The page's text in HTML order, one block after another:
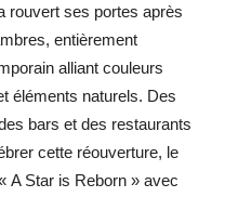
rouvert ses portes après
entièrement
alliant couleurs
éléments naturels. Des
bars et des restaurants
cette réouverture, le
A Star is Reborn » avec